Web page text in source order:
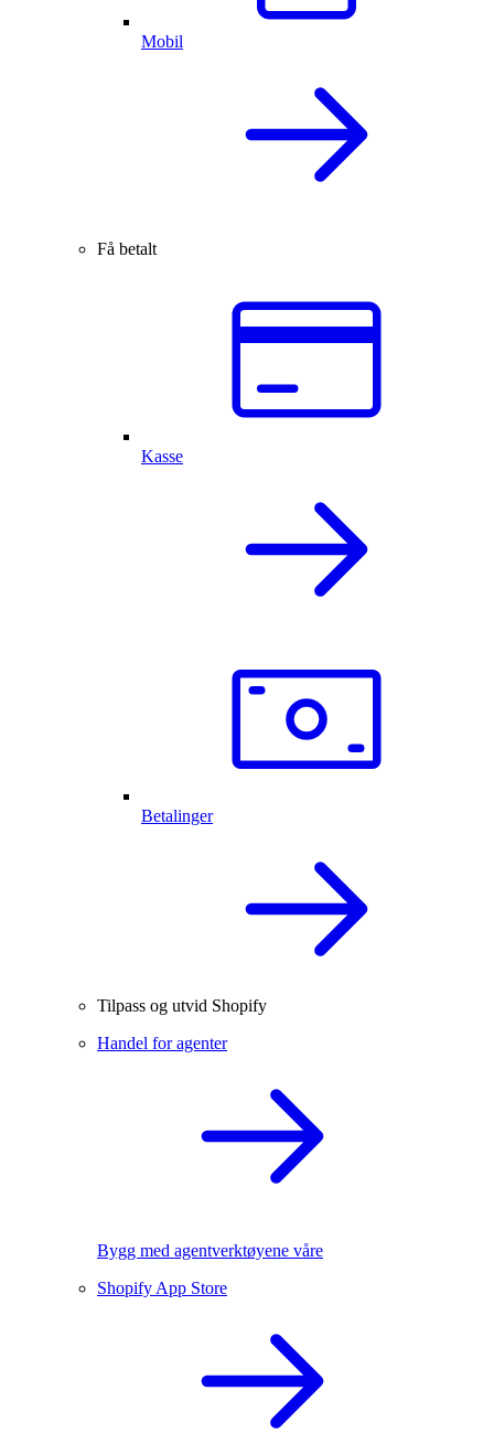
Mobil
Få betalt
Kasse
Betalinger
Tilpass og utvid Shopify
Handel for agenter
Bygg med agentverktøyene våre
Shopify App Store